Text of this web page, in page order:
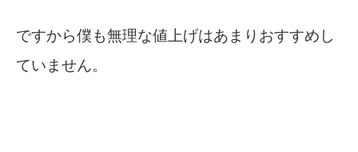
ですから僕も無理な値上げはあまりおすすめし
ていません。